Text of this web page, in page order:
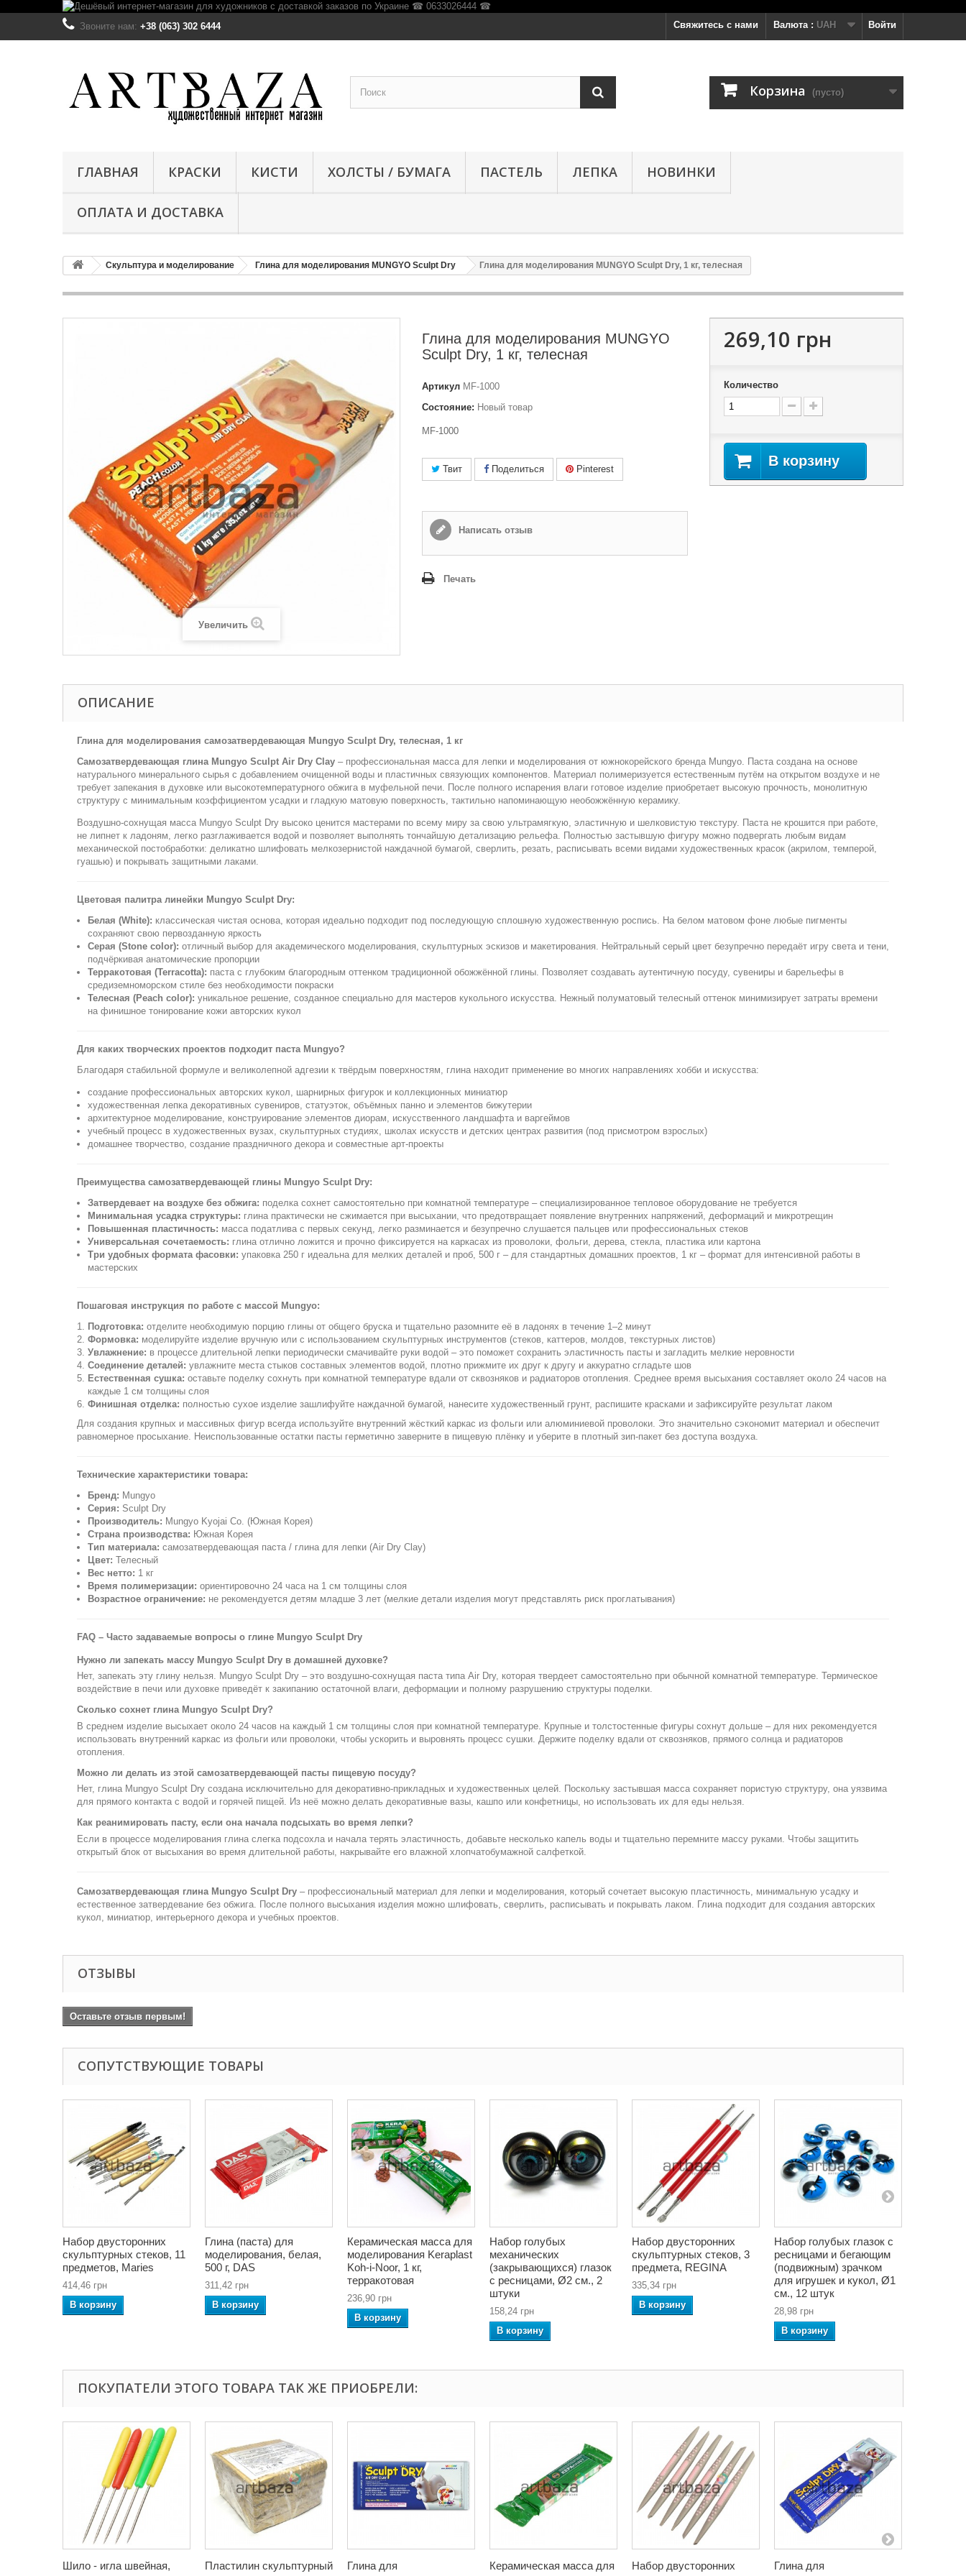
Войти
Валюта : UAH
Свяжитесь с нами
Звоните нам: +38 (063) 302 6444
Корзина (пусто)
ГЛАВНАЯ КРАСКИ КИСТИ ХОЛСТЫ / БУМАГА ПАСТЕЛЬ ЛЕПКА НОВИНКИ
ОПЛАТА И ДОСТАВКА
Скульптура и моделирование Глина для моделирования MUNGYO Sculpt Dry Глина для моделирования MUNGYO Sculpt Dry, 1 кг, телесная
Увеличить
Глина для моделирования MUNGYO
Sculpt Dry, 1 кг, телесная
Артикул MF-1000
Состояние: Новый товар
MF-1000
Твит Поделиться Pinterest
Написать отзыв
Печать
269,10 грн
Количество
В корзину
ОПИСАНИЕ
Глина для моделирования самозатвердевающая Mungyo Sculpt Dry, телесная, 1 кг
Самозатвердевающая глина Mungyo Sculpt Air Dry Clay – профессиональная масса для лепки и моделирования от южнокорейского бренда Mungyo. Паста создана на основе
натурального минерального сырья с добавлением очищенной воды и пластичных связующих компонентов. Материал полимеризуется естественным путём на открытом воздухе и не
требует запекания в духовке или высокотемпературного обжига в муфельной печи. После полного испарения влаги готовое изделие приобретает высокую прочность, монолитную
структуру с минимальным коэффициентом усадки и гладкую матовую поверхность, тактильно напоминающую необожжённую керамику.
Воздушно-сохнущая масса Mungyo Sculpt Dry высоко ценится мастерами по всему миру за свою ультрамягкую, эластичную и шелковистую текстуру. Паста не крошится при работе,
не липнет к ладоням, легко разглаживается водой и позволяет выполнять тончайшую детализацию рельефа. Полностью застывшую фигуру можно подвергать любым видам
механической постобработки: деликатно шлифовать мелкозернистой наждачной бумагой, сверлить, резать, расписывать всеми видами художественных красок (акрилом, темперой,
гуашью) и покрывать защитными лаками.
Цветовая палитра линейки Mungyo Sculpt Dry:
Белая (White): классическая чистая основа, которая идеально подходит под последующую сплошную художественную роспись. На белом матовом фоне любые пигменты
сохраняют свою первозданную яркость
Серая (Stone color): отличный выбор для академического моделирования, скульптурных эскизов и макетирования. Нейтральный серый цвет безупречно передаёт игру света и тени,
подчёркивая анатомические пропорции
Терракотовая (Terracotta): паста с глубоким благородным оттенком традиционной обожжённой глины. Позволяет создавать аутентичную посуду, сувениры и барельефы в
средиземноморском стиле без необходимости покраски
Телесная (Peach color): уникальное решение, созданное специально для мастеров кукольного искусства. Нежный полуматовый телесный оттенок минимизирует затраты времени
на финишное тонирование кожи авторских кукол
Для каких творческих проектов подходит паста Mungyo?
Благодаря стабильной формуле и великолепной адгезии к твёрдым поверхностям, глина находит применение во многих направлениях хобби и искусства:
создание профессиональных авторских кукол, шарнирных фигурок и коллекционных миниатюр
художественная лепка декоративных сувениров, статуэток, объёмных панно и элементов бижутерии
архитектурное моделирование, конструирование элементов диорам, искусственного ландшафта и варгеймов
учебный процесс в художественных вузах, скульптурных студиях, школах искусств и детских центрах развития (под присмотром взрослых)
домашнее творчество, создание праздничного декора и совместные арт-проекты
Преимущества самозатвердевающей глины Mungyo Sculpt Dry:
Затвердевает на воздухе без обжига: поделка сохнет самостоятельно при комнатной температуре – специализированное тепловое оборудование не требуется
Минимальная усадка структуры: глина практически не сжимается при высыхании, что предотвращает появление внутренних напряжений, деформаций и микротрещин
Повышенная пластичность: масса податлива с первых секунд, легко разминается и безупречно слушается пальцев или профессиональных стеков
Универсальная сочетаемость: глина отлично ложится и прочно фиксируется на каркасах из проволоки, фольги, дерева, стекла, пластика или картона
Три удобных формата фасовки: упаковка 250 г идеальна для мелких деталей и проб, 500 г – для стандартных домашних проектов, 1 кг – формат для интенсивной работы в
мастерских
Пошаговая инструкция по работе с массой Mungyo:
Подготовка: отделите необходимую порцию глины от общего бруска и тщательно разомните её в ладонях в течение 1–2 минут
Формовка: моделируйте изделие вручную или с использованием скульптурных инструментов (стеков, каттеров, молдов, текстурных листов)
Увлажнение: в процессе длительной лепки периодически смачивайте руки водой – это поможет сохранить эластичность пасты и загладить мелкие неровности
Соединение деталей: увлажните места стыков составных элементов водой, плотно прижмите их друг к другу и аккуратно сгладьте шов
Естественная сушка: оставьте поделку сохнуть при комнатной температуре вдали от сквозняков и радиаторов отопления. Среднее время высыхания составляет около 24 часов на
каждые 1 см толщины слоя
Финишная отделка: полностью сухое изделие зашлифуйте наждачной бумагой, нанесите художественный грунт, распишите красками и зафиксируйте результат лаком
Для создания крупных и массивных фигур всегда используйте внутренний жёсткий каркас из фольги или алюминиевой проволоки. Это значительно сэкономит материал и обеспечит
равномерное просыхание. Неиспользованные остатки пасты герметично заверните в пищевую плёнку и уберите в плотный зип-пакет без доступа воздуха.
Технические характеристики товара:
Бренд: Mungyo
Серия: Sculpt Dry
Производитель: Mungyo Kyojai Co. (Южная Корея)
Страна производства: Южная Корея
Тип материала: самозатвердевающая паста / глина для лепки (Air Dry Clay)
Цвет: Телесный
Вес нетто: 1 кг
Время полимеризации: ориентировочно 24 часа на 1 см толщины слоя
Возрастное ограничение: не рекомендуется детям младше 3 лет (мелкие детали изделия могут представлять риск проглатывания)
FAQ – Часто задаваемые вопросы о глине Mungyo Sculpt Dry
Нужно ли запекать массу Mungyo Sculpt Dry в домашней духовке?
Нет, запекать эту глину нельзя. Mungyo Sculpt Dry – это воздушно-сохнущая паста типа Air Dry, которая твердеет самостоятельно при обычной комнатной температуре. Термическое
воздействие в печи или духовке приведёт к закипанию остаточной влаги, деформации и полному разрушению структуры поделки.
Сколько сохнет глина Mungyo Sculpt Dry?
В среднем изделие высыхает около 24 часов на каждый 1 см толщины слоя при комнатной температуре. Крупные и толстостенные фигуры сохнут дольше – для них рекомендуется
использовать внутренний каркас из фольги или проволоки, чтобы ускорить и выровнять процесс сушки. Держите поделку вдали от сквозняков, прямого солнца и радиаторов
отопления.
Можно ли делать из этой самозатвердевающей пасты пищевую посуду?
Нет, глина Mungyo Sculpt Dry создана исключительно для декоративно-прикладных и художественных целей. Поскольку застывшая масса сохраняет пористую структуру, она уязвима
для прямого контакта с водой и горячей пищей. Из неё можно делать декоративные вазы, кашпо или конфетницы, но использовать их для еды нельзя.
Как реанимировать пасту, если она начала подсыхать во время лепки?
Если в процессе моделирования глина слегка подсохла и начала терять эластичность, добавьте несколько капель воды и тщательно перемните массу руками. Чтобы защитить
открытый блок от высыхания во время длительной работы, накрывайте его влажной хлопчатобумажной салфеткой.
Самозатвердевающая глина Mungyo Sculpt Dry – профессиональный материал для лепки и моделирования, который сочетает высокую пластичность, минимальную усадку и
естественное затвердевание без обжига. После полного высыхания изделия можно шлифовать, сверлить, расписывать и покрывать лаком. Глина подходит для создания авторских
кукол, миниатюр, интерьерного декора и учебных проектов.
ОТЗЫВЫ
Оставьте отзыв первым!
СОПУТСТВУЮЩИЕ ТОВАРЫ
Набор двусторонних
скульптурных стеков, 11
предметов, Maries
414,46 грн
В корзину
Глина (паста) для
моделирования, белая,
500 г, DAS
311,42 грн
В корзину
Керамическая масса для
моделирования Keraplast
Koh-i-Noor, 1 кг,
терракотовая
236,90 грн
В корзину
Набор голубых
механических
(закрывающихся) глазок
с ресницами, Ø2 см., 2
штуки
158,24 грн
В корзину
Набор двусторонних
скульптурных стеков, 3
предмета, REGINA
335,34 грн
В корзину
Набор голубых глазок с
ресницами и бегающим
(подвижным) зрачком
для игрушек и кукол, Ø1
cм., 12 штук
28,98 грн
В корзину
ПОКУПАТЕЛИ ЭТОГО ТОВАРА ТАК ЖЕ ПРИОБРЕЛИ:
Шило - игла швейная,
Пластилин скульптурный
Глина для
Керамическая масса для
Набор двусторонних
Глина для